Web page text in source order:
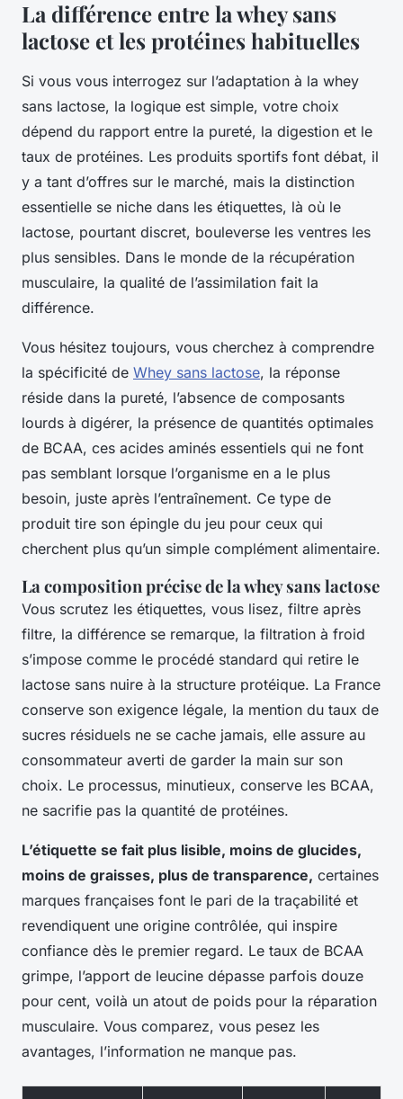
La différence entre la whey sans
lactose et les protéines habituelles
Si vous vous interrogez sur l’adaptation à la whey
sans lactose, la logique est simple, votre choix
dépend du rapport entre la pureté, la digestion et le
taux de protéines. Les produits sportifs font débat, il
y a tant d’offres sur le marché, mais la distinction
essentielle se niche dans les étiquettes, là où le
lactose, pourtant discret, bouleverse les ventres les
plus sensibles. Dans le monde de la récupération
musculaire, la qualité de l’assimilation fait la
différence.
Vous hésitez toujours, vous cherchez à comprendre
la spécificité de Whey sans lactose, la réponse
réside dans la pureté, l’absence de composants
lourds à digérer, la présence de quantités optimales
de BCAA, ces acides aminés essentiels qui ne font
pas semblant lorsque l’organisme en a le plus
besoin, juste après l’entraînement. Ce type de
produit tire son épingle du jeu pour ceux qui
cherchent plus qu’un simple complément alimentaire.
La composition précise de la whey sans lactose
Vous scrutez les étiquettes, vous lisez, filtre après
filtre, la différence se remarque, la filtration à froid
s’impose comme le procédé standard qui retire le
lactose sans nuire à la structure protéique. La France
conserve son exigence légale, la mention du taux de
sucres résiduels ne se cache jamais, elle assure au
consommateur averti de garder la main sur son
choix. Le processus, minutieux, conserve les BCAA,
ne sacrifie pas la quantité de protéines.
L’étiquette se fait plus lisible, moins de glucides,
moins de graisses, plus de transparence, certaines
marques françaises font le pari de la traçabilité et
revendiquent une origine contrôlée, qui inspire
confiance dès le premier regard. Le taux de BCAA
grimpe, l’apport de leucine dépasse parfois douze
pour cent, voilà un atout de poids pour la réparation
musculaire. Vous comparez, vous pesez les
avantages, l’information ne manque pas.